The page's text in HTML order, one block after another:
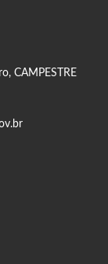
CAMPESTRE